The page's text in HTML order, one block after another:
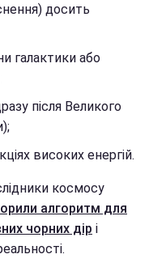
досить
галактики або
після Великого
високих енергій.
космосу
алгоритм для
чорних дір і